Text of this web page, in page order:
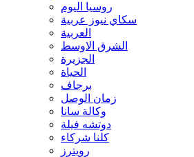
روسیا الیوم
سكاي نيوز عربية
العربية
الشرق الاوسط
الجزيرة
الحیاة
برجاف
زمان الوصل
وکالة سانا
دوتشه فیلة
کلنا شرکاء
رويترز